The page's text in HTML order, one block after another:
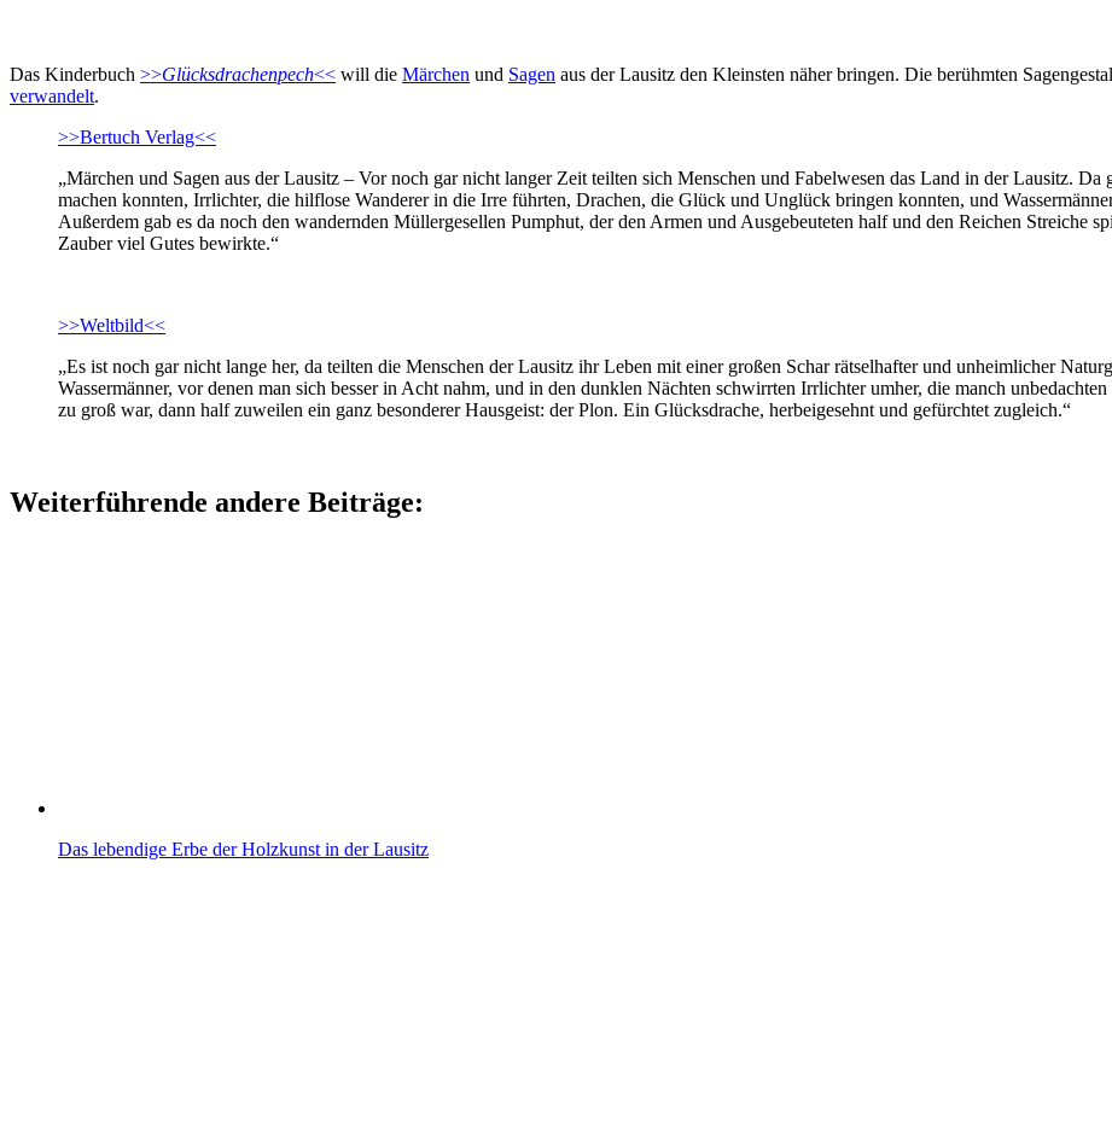
Das Kinderbuch >>Glücksdrachenpech<< will die Märchen und Sagen aus der Lausitz den Kleinsten näher bringen. Die berühmten
verwandelt.
>>Bertuch Verlag<<
„Märchen und Sagen aus der Lausitz – Vor noch gar nicht langer Zeit teilten sich Menschen und Fabelwesen das Land in der Lausitz.
machen konnten, Irrlichter, die hilflose Wanderer in die Irre führten, Drachen, die Glück und Unglück bringen konnten, und
Außerdem gab es da noch den wandernden Müllergesellen Pumphut, der den Armen und Ausgebeuteten half und den Reichen Streiche
Zauber viel Gutes bewirkte.“
>>Weltbild<<
„Es ist noch gar nicht lange her, da teilten die Menschen der Lausitz ihr Leben mit einer großen Schar rätselhafter und unheimlicher
Wassermänner, vor denen man sich besser in Acht nahm, und in den dunklen Nächten schwirrten Irrlichter umher, die manch
zu groß war, dann half zuweilen ein ganz besonderer Hausgeist: der Plon. Ein Glücksdrache, herbeigesehnt und gefürchtet zugleich.“
Weiterführende andere Beiträge:
Das lebendige Erbe der Holzkunst in der Lausitz